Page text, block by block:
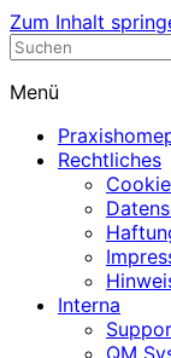
Zum Inhalt
Nephrologische
Menü
Rechtliches
Interna
QM